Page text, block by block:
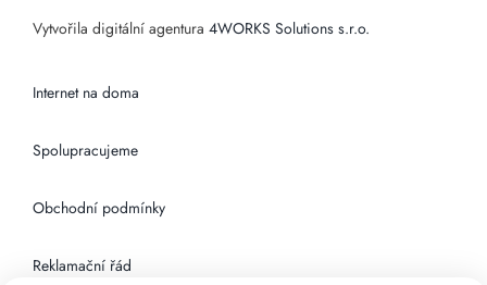
Vytvořila digitální agentura 4WORKS Solutions s.r.o.
Internet na doma
Spolupracujeme
Obchodní podmínky
Reklamační řád